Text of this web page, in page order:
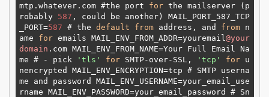
mtp.whatever.com #the port for the mailserver (p
robably 587 , could be another) MAIL_PORT_587_TCP
_PORT=587 # the default from address, and from n
ame for emails MAIL_ENV_FROM_ADDR=youremail @your
domain .com MAIL_ENV_FROM_NAME=Your Full Email Na
me # - pick
'tls' for SMTP-over-SSL, 'tcp' for u
nencrypted MAIL_ENV_ENCRYPTION=tcp # SMTP userna
me and password MAIL_ENV_USERNAME=your_email_use
rname MAIL_ENV_PASSWORD=your_email_password # Sn